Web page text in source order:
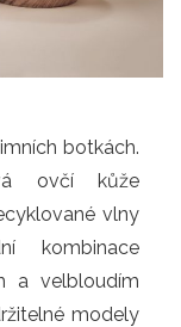
botkách.
ovčí kůže
vlny
kombinace
a velbloudím
modely